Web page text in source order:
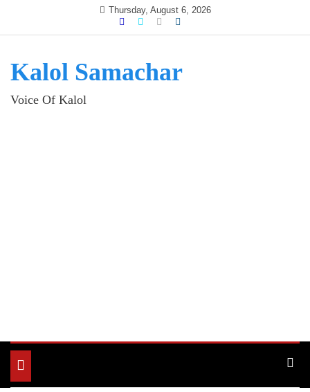
Thursday, August 6, 2026
Kalol Samachar
Voice Of Kalol
Toggle
navigation